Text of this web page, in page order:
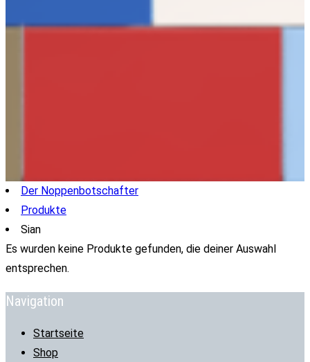
Der Noppenbotschafter
Produkte
Sian
Es wurden keine Produkte gefunden, die deiner Auswahl
entsprechen.
Navigation
Startseite
Shop